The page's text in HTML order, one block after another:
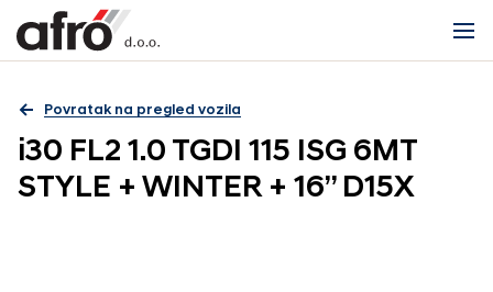
Povratak na pregled vozila
i30 FL2 1.0 TGDI 115 ISG 6MT
STYLE + WINTER + 16” D15X